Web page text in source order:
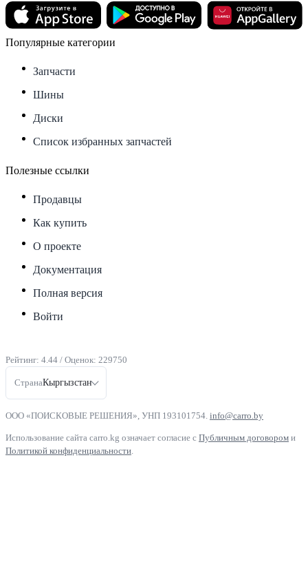
Популярные категории
Запчасти
Шины
Диски
Список избранных запчастей
Полезные ссылки
Продавцы
Как купить
О проекте
Документация
Полная версия
Войти
Рейтинг: 4.44 / Оценок: 229750
СтранаКыргызстан
ООО «ПОИСКОВЫЕ РЕШЕНИЯ», УНП 193101754. info@carro.by
Использование сайта carro.kg означает согласие с Публичным договором и
Политикой конфиденциальности